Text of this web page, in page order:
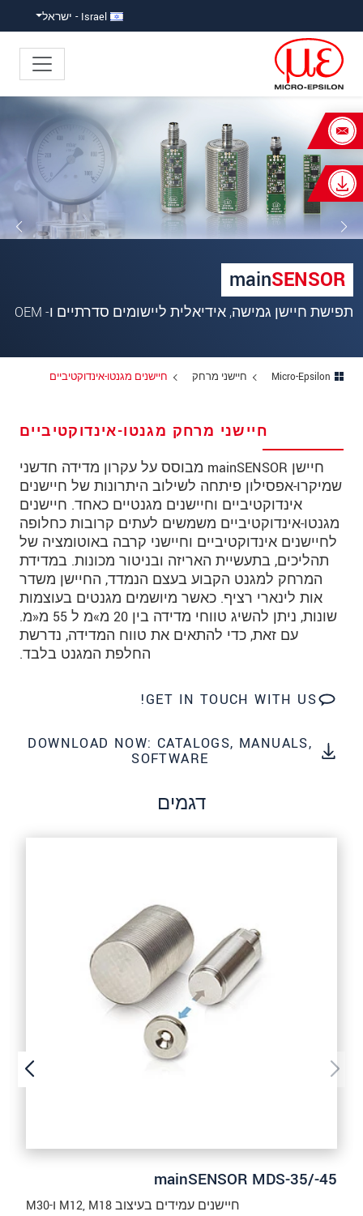
Israel - ישראל
mainSENSOR
אות פלט לינארי
Micro-Epsilon חיישני מרחק חיישנים מגנטו-אינדוקטיביים
חיישני מרחק מגנטו-אינדוקטיביים
חיישן mainSENSOR מבוסס על עקרון מדידה חדשני
שמיקרו-אפסילון פיתחה לשילוב היתרונות של חיישנים
אינדוקטיביים וחיישנים מגנטיים כאחד. חיישנים
מגנטו-אינדוקטיביים משמשים לעתים קרובות כחלופה
לחיישנים אינדוקטיביים וחיישני קרבה באוטומציה של
תהליכים, בתעשיית האריזה ובניטור מכונות. במדידת
המרחק למגנט הקבוע בעצם הנמדד, החיישן משדר
אות לינארי רציף. כאשר מיושמים מגנטים בעוצמות
שונות, ניתן להשיג טווחי מדידה בין 20 מ»מ ל 55 מ«מ.
עם זאת, כדי להתאים את טווח המדידה, נדרשת
החלפת המגנט בלבד.
GET IN TOUCH WITH US!
DOWNLOAD NOW: CATALOGS, MANUALS,
SOFTWARE
דגמים
mainSENSOR MDS-35/-45
חיישנים עמידים בעיצוב M12, M18 ו-M30
×
Your request for: חיישנים
מגנטו-אינדוקטיביים
כותרת*
שם משפחה*
כתובת
טלפון
כתובת דוא"ל*
ארץ*
Message
*
אנו מתייחסים למידע בחסיון רב. אנא קרא את
הצהרת הפרטיות שלנו (באנגלית).